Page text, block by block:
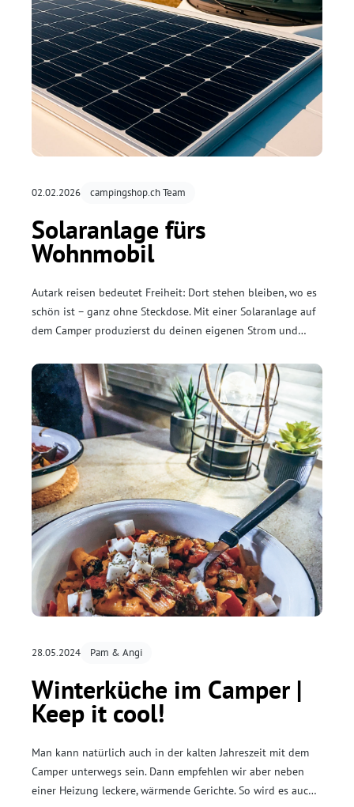
02.02.2026 campingshop.ch Team
Solaranlage fürs
Wohnmobil
Autark reisen bedeutet Freiheit: Dort stehen bleiben, wo es
schön ist – ganz ohne Steckdose. Mit einer Solaranlage auf
dem Camper produzierst du deinen eigenen Strom und
Campingplätzen betreiben.
28.05.2024 Pam & Angi
Winterküche im Camper |
Keep it cool!
Man kann natürlich auch in der kalten Jahreszeit mit dem
Camper unterwegs sein. Dann empfehlen wir aber neben
einer Heizung leckere, wärmende Gerichte. So wird es auch